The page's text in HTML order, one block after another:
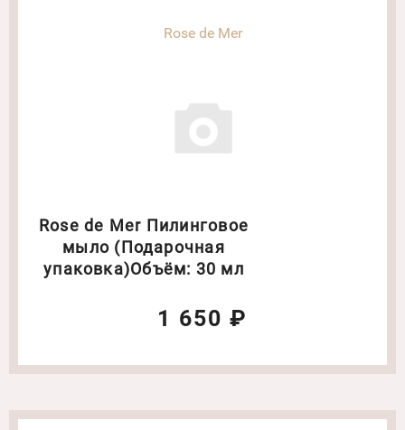
Rose de Mer
Rose de Mer Пилинговое
мыло (Подарочная
упаковка)Объём: 30 мл
1 650 ₽